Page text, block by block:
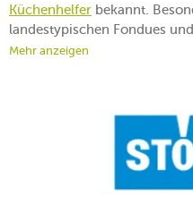
Küchenhelfer bekannt.
landestypischen Fondues
praktische Küchengeräte
von tischwelt. Erfahren Sie
Küchengeräte von Stöckli.
Mehr anzeigen